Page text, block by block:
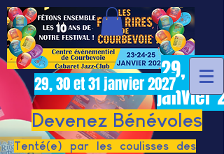
29, 30 et
janvier
29, 30 et 31 janvier 2027
​ Devenez Bénévoles
Tenté(e) par les coulisses des